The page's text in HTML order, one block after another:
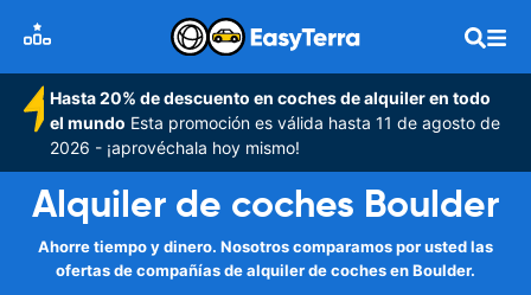
Hasta 20% de descuento en coches de alquiler en todo
el mundo Esta promoción es válida hasta 11 de agosto de
2026 - ¡aprovéchala hoy mismo!
Alquiler de coches Boulder
Ahorre tiempo y dinero. Nosotros comparamos por usted las
ofertas de compañías de alquiler de coches en Boulder.